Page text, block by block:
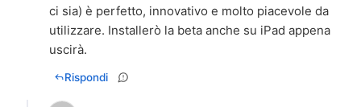
ci sia) è perfetto, innovativo e molto piacevole da
utilizzare. Installerò la beta anche su iPad appena
uscirà.
Rispondi